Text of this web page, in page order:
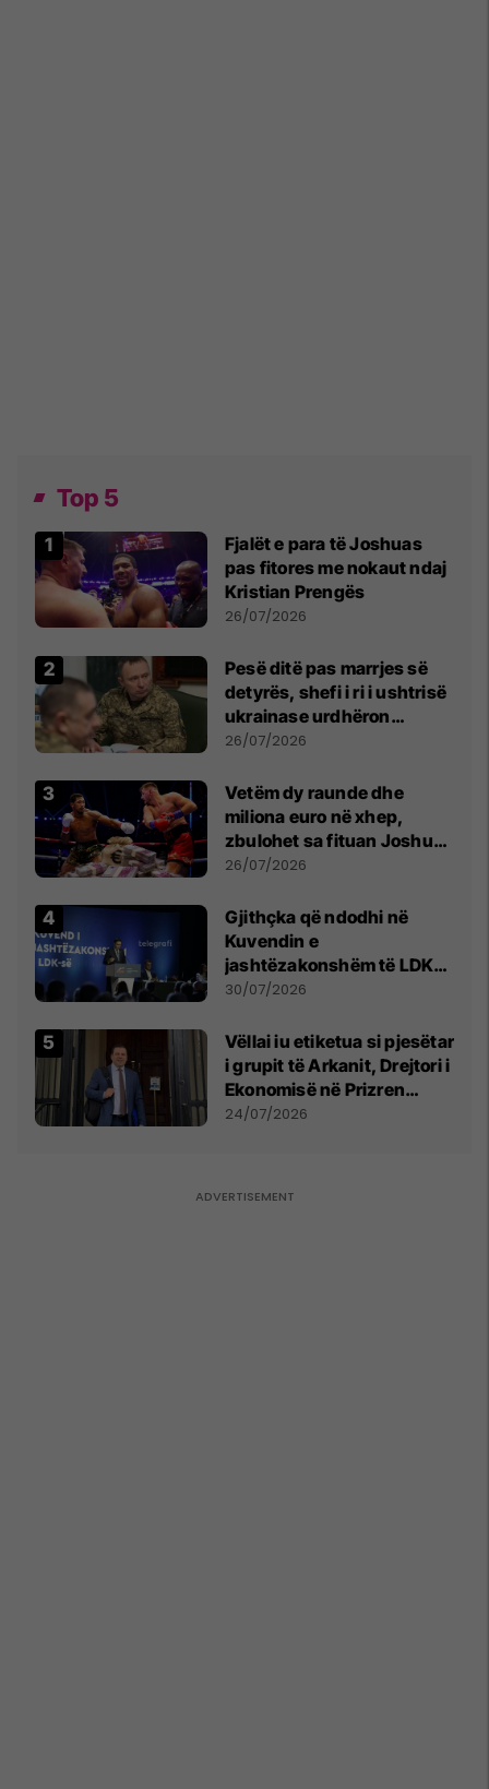
Top 5
Fjalët e para të Joshuas
pas fitores me nokaut ndaj
Kristian Prengës
26/07/2026
Pesë ditë pas marrjes së
detyrës, shefi i ri i ushtrisë
ukrainase urdhëron
kontroll të madh
26/07/2026
Vetëm dy raunde dhe
miliona euro në xhep,
zbulohet sa fituan Joshua
e Prenga
26/07/2026
Gjithçka që ndodhi në
Kuvendin e
jashtëzakonshëm të LDK-
së
30/07/2026
Vëllai iu etiketua si pjesëtar
i grupit të Arkanit, Drejtori i
Ekonomisë në Prizren
mohon pretendimet
24/07/2026